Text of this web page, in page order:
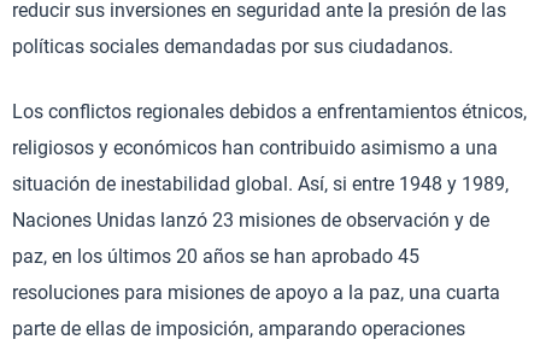
reducir sus inversiones en seguridad ante la presión de las
políticas sociales demandadas por sus ciudadanos.
Los conflictos regionales debidos a enfrentamientos étnicos,
religiosos y económicos han contribuido asimismo a una
situación de inestabilidad global. Así, si entre 1948 y 1989,
Naciones Unidas lanzó 23 misiones de observación y de
paz, en los últimos 20 años se han aprobado 45
resoluciones para misiones de apoyo a la paz, una cuarta
parte de ellas de imposición, amparando operaciones